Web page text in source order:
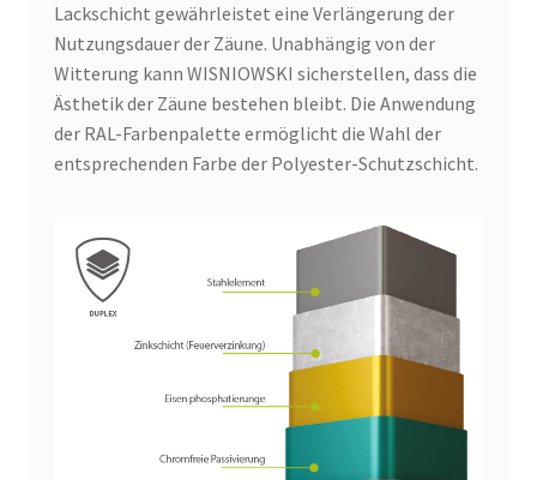
Lackschicht gewährleistet eine Verlängerung der
Nutzungsdauer der Zäune. Unabhängig von der
Witterung kann WISNIOWSKI sicherstellen, dass die
Ästhetik der Zäune bestehen bleibt. Die Anwendung
der RAL-Farbenpalette ermöglicht die Wahl der
entsprechenden Farbe der Polyester-Schutzschicht.